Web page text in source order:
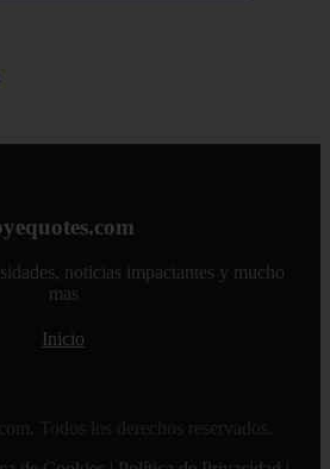
noticias impactantes y mucho
mas
Inicio
Todos los derechos reservados.